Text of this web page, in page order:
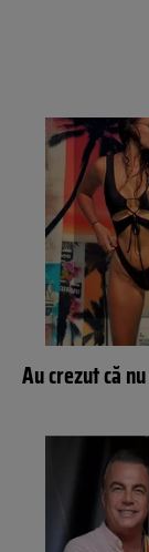
Au crezut că